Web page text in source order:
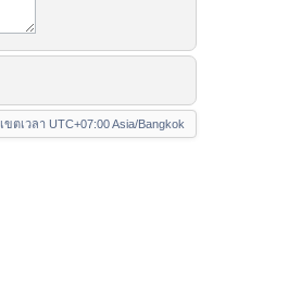
เขตเวลา UTC+07:00 Asia/Bangkok